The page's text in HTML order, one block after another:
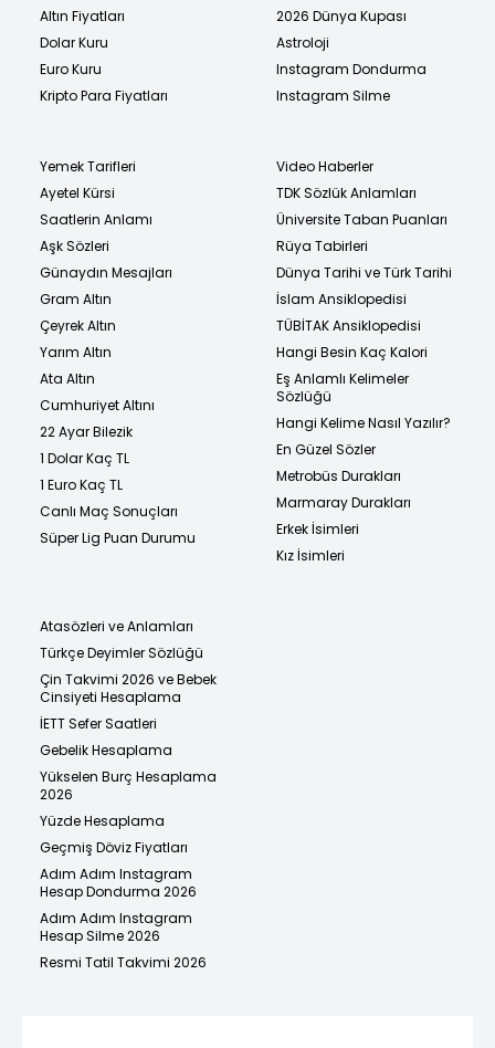
Altın Fiyatları
Dolar Kuru
Euro Kuru
Kripto Para Fiyatları
2026 Dünya Kupası
Astroloji
Instagram Dondurma
Instagram Silme
Yemek Tarifleri
Ayetel Kürsi
Saatlerin Anlamı
Aşk Sözleri
Günaydın Mesajları
Gram Altın
Çeyrek Altın
Yarım Altın
Ata Altın
Cumhuriyet Altını
22 Ayar Bilezik
1 Dolar Kaç TL
1 Euro Kaç TL
Canlı Maç Sonuçları
Süper Lig Puan Durumu
Video Haberler
TDK Sözlük Anlamları
Üniversite Taban Puanları
Rüya Tabirleri
Dünya Tarihi ve Türk Tarihi
İslam Ansiklopedisi
TÜBİTAK Ansiklopedisi
Hangi Besin Kaç Kalori
Eş Anlamlı Kelimeler
Sözlüğü
Hangi Kelime Nasıl Yazılır?
En Güzel Sözler
Metrobüs Durakları
Marmaray Durakları
Erkek İsimleri
Kız İsimleri
Atasözleri ve Anlamları
Türkçe Deyimler Sözlüğü
Çin Takvimi 2026 ve Bebek
Cinsiyeti Hesaplama
İETT Sefer Saatleri
Gebelik Hesaplama
Yükselen Burç Hesaplama
2026
Yüzde Hesaplama
Geçmiş Döviz Fiyatları
Adım Adım Instagram
Hesap Dondurma 2026
Adım Adım Instagram
Hesap Silme 2026
Resmi Tatil Takvimi 2026